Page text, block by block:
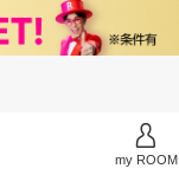
my ROOM